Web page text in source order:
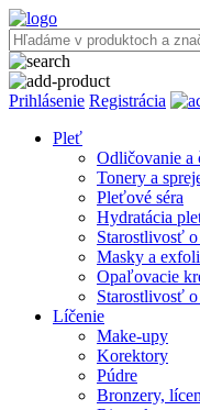
Prihlásenie Registrácia
Pleť
Odličovanie a
Tonery a
Pleťové séra
Hydratácia
Starostlivosť
Masky a
Opaľovacie
Starostlivosť
Líčenie
Make-upy
Korektory
Púdre
Bronzery,